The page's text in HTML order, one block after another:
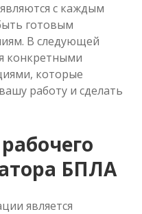
с каждым
готовым
В следующей
конкретными
которые
работу и сделать
БПЛА
является